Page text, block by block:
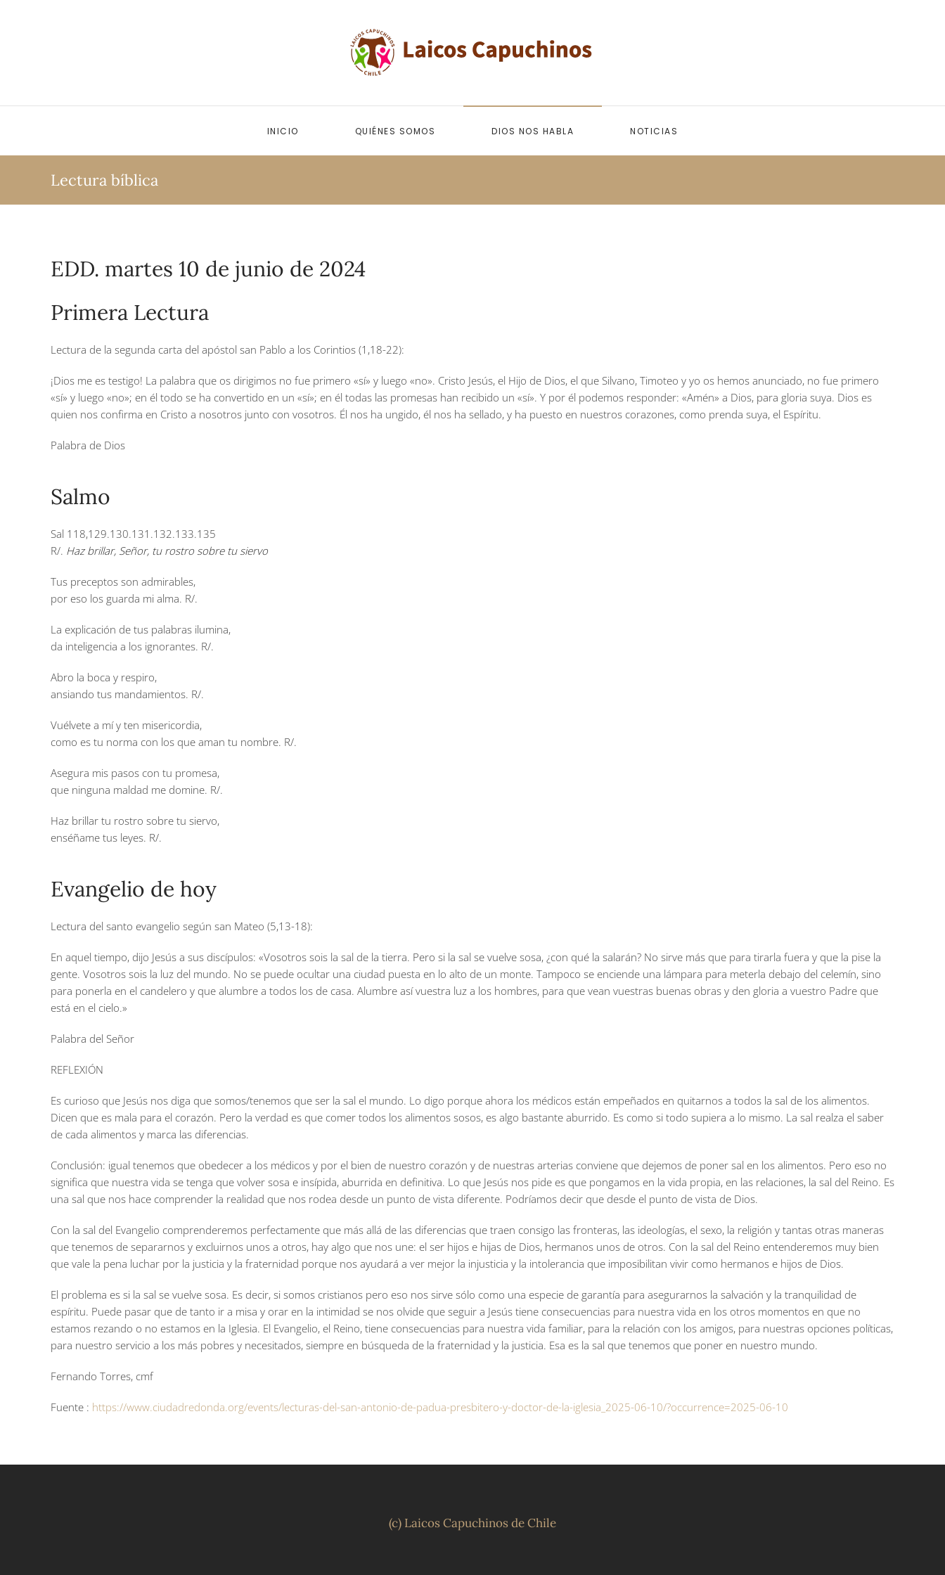
INICIO QUIÉNES SOMOS DIOS NOS HABLA NOTICIAS
Lectura bíblica
EDD. martes 10 de junio de 2024
Primera Lectura
Lectura de la segunda carta del apóstol san Pablo a los Corintios (1,18-22):
¡Dios me es testigo! La palabra que os dirigimos no fue primero «sí» y luego «no». Cristo Jesús, el Hijo de Dios, el que Silvano, Timoteo y yo os hemos anunciado, no fue primero
«sí» y luego «no»; en él todo se ha convertido en un «sí»; en él todas las promesas han recibido un «sí». Y por él podemos responder: «Amén» a Dios, para gloria suya. Dios es
quien nos confirma en Cristo a nosotros junto con vosotros. Él nos ha ungido, él nos ha sellado, y ha puesto en nuestros corazones, como prenda suya, el Espíritu.
Palabra de Dios
Salmo
Sal 118,129.130.131.132.133.135
R/. Haz brillar, Señor, tu rostro sobre tu siervo
Tus preceptos son admirables,
por eso los guarda mi alma. R/.
La explicación de tus palabras ilumina,
da inteligencia a los ignorantes. R/.
Abro la boca y respiro,
ansiando tus mandamientos. R/.
Vuélvete a mí y ten misericordia,
como es tu norma con los que aman tu nombre. R/.
Asegura mis pasos con tu promesa,
que ninguna maldad me domine. R/.
Haz brillar tu rostro sobre tu siervo,
enséñame tus leyes. R/.
Evangelio de hoy
Lectura del santo evangelio según san Mateo (5,13-18):
En aquel tiempo, dijo Jesús a sus discípulos: «Vosotros sois la sal de la tierra. Pero si la sal se vuelve sosa, ¿con qué la salarán? No sirve más que para tirarla fuera y que la pise la
gente. Vosotros sois la luz del mundo. No se puede ocultar una ciudad puesta en lo alto de un monte. Tampoco se enciende una lámpara para meterla debajo del celemín, sino
para ponerla en el candelero y que alumbre a todos los de casa. Alumbre así vuestra luz a los hombres, para que vean vuestras buenas obras y den gloria a vuestro Padre que
está en el cielo.»
Palabra del Señor
REFLEXIÓN
Es curioso que Jesús nos diga que somos/tenemos que ser la sal el mundo. Lo digo porque ahora los médicos están empeñados en quitarnos a todos la sal de los alimentos.
Dicen que es mala para el corazón. Pero la verdad es que comer todos los alimentos sosos, es algo bastante aburrido. Es como si todo supiera a lo mismo. La sal realza el saber
de cada alimentos y marca las diferencias.
Conclusión: igual tenemos que obedecer a los médicos y por el bien de nuestro corazón y de nuestras arterias conviene que dejemos de poner sal en los alimentos. Pero eso no
significa que nuestra vida se tenga que volver sosa e insípida, aburrida en definitiva. Lo que Jesús nos pide es que pongamos en la vida propia, en las relaciones, la sal del Reino. Es
una sal que nos hace comprender la realidad que nos rodea desde un punto de vista diferente. Podríamos decir que desde el punto de vista de Dios.
Con la sal del Evangelio comprenderemos perfectamente que más allá de las diferencias que traen consigo las fronteras, las ideologías, el sexo, la religión y tantas otras maneras
que tenemos de separarnos y excluirnos unos a otros, hay algo que nos une: el ser hijos e hijas de Dios, hermanos unos de otros. Con la sal del Reino entenderemos muy bien
que vale la pena luchar por la justicia y la fraternidad porque nos ayudará a ver mejor la injusticia y la intolerancia que imposibilitan vivir como hermanos e hijos de Dios.
El problema es si la sal se vuelve sosa. Es decir, si somos cristianos pero eso nos sirve sólo como una especie de garantía para asegurarnos la salvación y la tranquilidad de
espíritu. Puede pasar que de tanto ir a misa y orar en la intimidad se nos olvide que seguir a Jesús tiene consecuencias para nuestra vida en los otros momentos en que no
estamos rezando o no estamos en la Iglesia. El Evangelio, el Reino, tiene consecuencias para nuestra vida familiar, para la relación con los amigos, para nuestras opciones políticas,
para nuestro servicio a los más pobres y necesitados, siempre en búsqueda de la fraternidad y la justicia. Esa es la sal que tenemos que poner en nuestro mundo.
Fernando Torres, cmf
Fuente : https://www.ciudadredonda.org/events/lecturas-del-san-antonio-de-padua-presbitero-y-doctor-de-la-iglesia_2025-06-10/?occurrence=2025-06-10
(c) Laicos Capuchinos de Chile